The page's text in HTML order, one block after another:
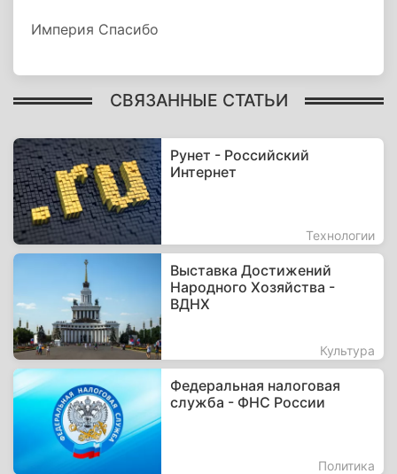
Империя Спасибо
СВЯЗАННЫЕ СТАТЬИ
Рунет - Российский
Интернет
Технологии
Выставка Достижений
Народного Хозяйства -
ВДНХ
Культура
Федеральная налоговая
служба - ФНС России
Политика